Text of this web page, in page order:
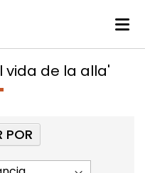
vida de la alla'
POR